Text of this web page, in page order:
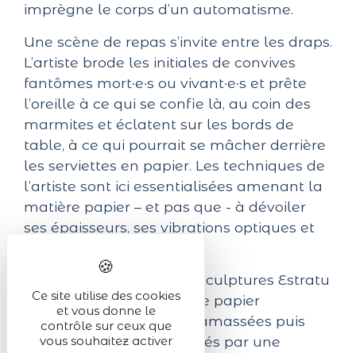
imprègne le corps d’un automatisme.
Une scène de repas s’invite entre les draps.
L’artiste brode les initiales de convives
fantômes mort·e·s ou vivant·e·s et prête
l’oreille à ce qui se confie là, au coin des
marmites et éclatent sur les bords de
table, à ce qui pourrait se mâcher derrière
les serviettes en papier. Les techniques de
l’artiste sont ici essentialisées amenant la
matière papier – et pas que - à dévoiler
ses épaisseurs, ses vibrations optiques et
Quant à elle, la série de sculptures Estratu
se compose de feuilles de papier
découpées en lamelles, amassées puis
assemblées aux extrémités par une
Ce site utilise des cookies
et vous donne le
contrôle sur ceux que
vous souhaitez activer